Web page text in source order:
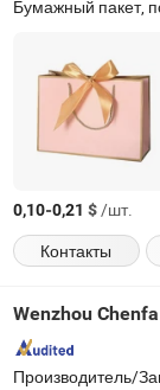
0,10-0,21 $/шт.
Контакты
Wenzhou
Производитель/